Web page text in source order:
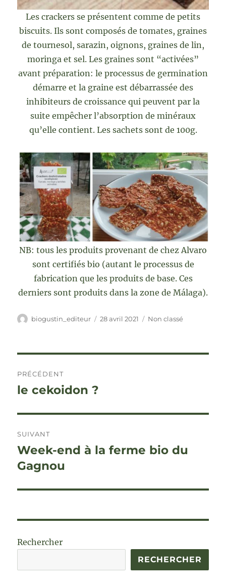
Les crackers se présentent comme de petits
biscuits. Ils sont composés de tomates, graines
de tournesol, sarazin, oignons, graines de lin,
moringa et sel. Les graines sont “activées”
avant préparation: le processus de germination
démarre et la graine est débarrassée des
inhibiteurs de croissance qui peuvent par la
suite empêcher l’absorption de minéraux
qu’elle contient. Les sachets sont de 100g.
NB: tous les produits provenant de chez Alvaro
sont certifiés bio (autant le processus de
fabrication que les produits de base. Ces
derniers sont produits dans la zone de Málaga).
Auteur
biogustin_editeur
Publié
28 avril 2021 Catégories
Non classé
de
PRÉCÉDENT
Publication
le cekoidon ?
SUIVANT
Publication
suivante :
Week-end à la ferme bio du
Gagnou
Rechercher
RECHERCHER